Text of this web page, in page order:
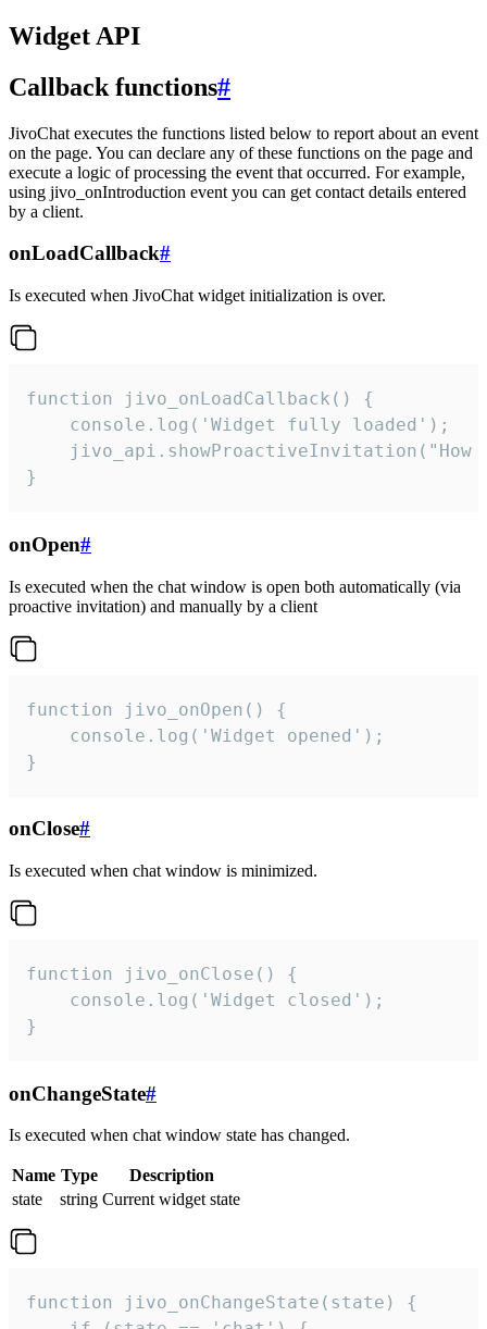
Widget API
Callback functions#
JivoChat executes the functions listed below to report about an event
on the page. You can declare any of these functions on the page and
execute a logic of processing the event that occurred. For example,
using jivo_onIntroduction event you can get contact details entered
by a client.
onLoadCallback#
Is executed when JivoChat widget initialization is over.
function jivo_onLoadCallback() {
    console.log('Widget fully loaded');
jivo_api.showProactiveInvitation("How
}
onOpen#
Is executed when the chat window is open both automatically (via
proactive invitation) and manually by a client
function jivo_onOpen() {
    console.log('Widget opened');
}
onClose#
Is executed when chat window is minimized.
function jivo_onClose() {
    console.log('Widget closed');
}
onChangeState#
Is executed when chat window state has changed.
Name Type
Description
state
string Current widget state
function jivo_onChangeState(state) {